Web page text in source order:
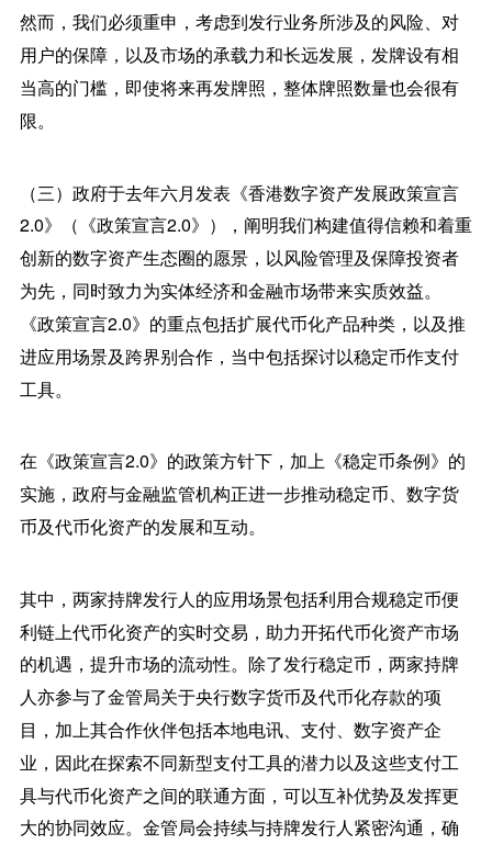
然而，我们必须重申，考虑到发行业务所涉及的风险、对
用户的保障，以及市场的承载力和长远发展，发牌设有相
当高的门槛，即使将来再发牌照，整体牌照数量也会很有
限。
（三）政府于去年六月发表《香港数字资产发展政策宣言
2.0》（《政策宣言2.0》），阐明我们构建值得信赖和着重
创新的数字资产生态圈的愿景，以风险管理及保障投资者
为先，同时致力为实体经济和金融市场带来实质效益。
《政策宣言2.0》的重点包括扩展代币化产品种类，以及推
进应用场景及跨界别合作，当中包括探讨以稳定币作支付
工具。
在《政策宣言2.0》的政策方针下，加上《稳定币条例》的
实施，政府与金融监管机构正进一步推动稳定币、数字货
币及代币化资产的发展和互动。
其中，两家持牌发行人的应用场景包括利用合规稳定币便
利链上代币化资产的实时交易，助力开拓代币化资产市场
的机遇，提升市场的流动性。除了发行稳定币，两家持牌
人亦参与了金管局关于央行数字货币及代币化存款的项
目，加上其合作伙伴包括本地电讯、支付、数字资产企
业，因此在探索不同新型支付工具的潜力以及这些支付工
具与代币化资产之间的联通方面，可以互补优势及发挥更
大的协同效应。金管局会持续与持牌发行人紧密沟通，确